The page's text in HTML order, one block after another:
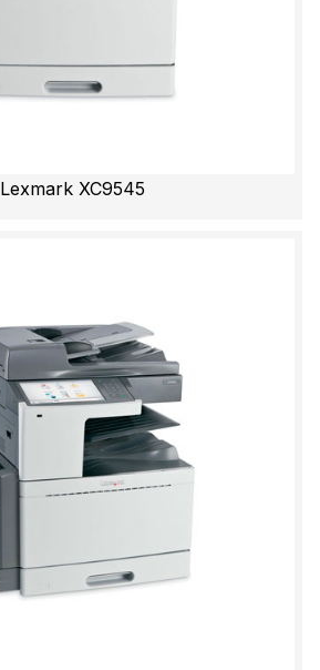
Lexmark XC9545